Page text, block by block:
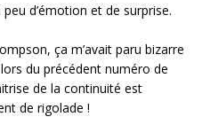
d’émotion et de surprise.
ça m’avait paru bizarre
du précédent numéro de
de la continuité est
de rigolade !